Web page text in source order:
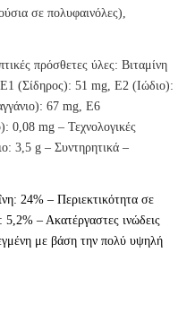
σε πολυφαινόλες),
πρόσθετες ύλες: Βιταμίνη
(Σίδηρος): 51 mg, E2 (Ιώδιο):
67 mg, E6
0,08 mg – Τεχνολογικές
3,5 g – Συντηρητικά –
24% – Περιεκτικότητα σε
– Ακατέργαστες ινώδεις
με βάση την πολύ υψηλή